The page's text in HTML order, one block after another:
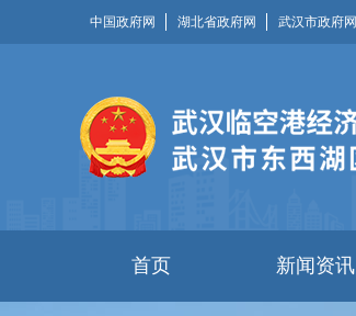
中国政府网 湖北省政府网 武汉市政府网
首页 新闻资讯